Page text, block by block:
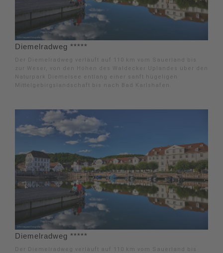
Diemelradweg *****
Der Diemelradweg verläuft auf 110 km vom Sauerland bis
zur Weser, von den Höhen des Waldecker Uplandes über den
Naturpark Diemelsee entlang einer sanft hügeligen
Mittelgebirgslandschaft bis nach Bad Karlshafen.
Diemelradweg *****
Der Diemelradweg verläuft auf 110 km vom Sauerland bis